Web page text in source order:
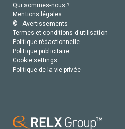
Qui sommes-nous ?
Mentions légales
© - Avertissements
Termes et conditions d'utilisation
Politique rédactionnelle
Politique publicitaire
Cookie settings
Politique de la vie privée